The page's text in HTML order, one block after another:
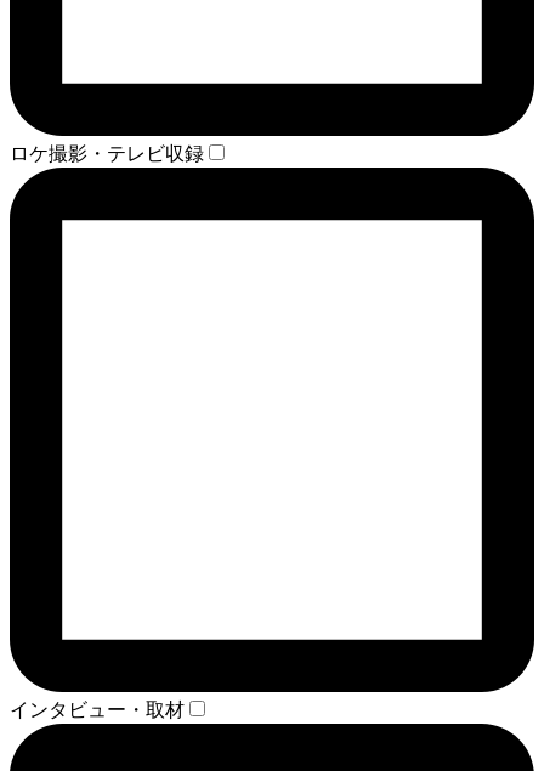
ロケ撮影・テレビ収録
インタビュー・取材